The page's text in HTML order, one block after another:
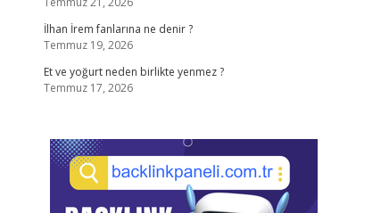
İlhan İrem fanlarına ne denir ?
Temmuz 19, 2026
Et ve yoğurt neden birlikte yenmez ?
Temmuz 17, 2026